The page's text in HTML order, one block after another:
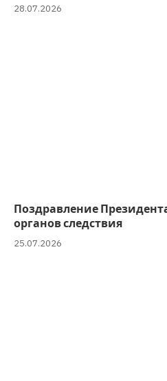
28.07.2026
Поздравление
органов следствия
25.07.2026